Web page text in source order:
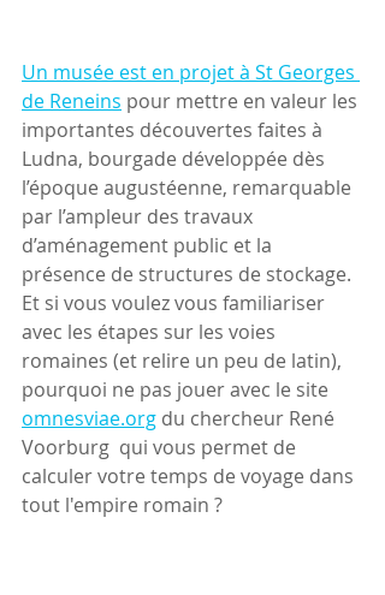
Un musée est en projet à St Georges
de Reneins pour mettre en valeur les
importantes découvertes faites à
Ludna, bourgade développée dès
l’époque augustéenne, remarquable
par l’ampleur des travaux
d’aménagement public et la
présence de structures de stockage.
Et si vous voulez vous familiariser
avec les étapes sur les voies
romaines (et relire un peu de latin),
pourquoi ne pas jouer avec le site
omnesviae.org du chercheur René
Voorburg  qui vous permet de
calculer votre temps de voyage dans
tout l'empire romain ?